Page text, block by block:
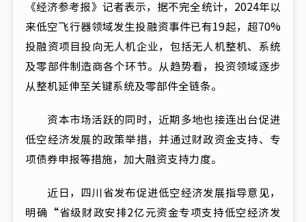
《经济参考报》记者表示，据不完全统计，2024年以
来低空飞行器领域发生投融资事件已有19起，超70%
投融资项目投向无人机企业，包括无人机整机、系统
及零部件制造商各个环节。从趋势看，投资领域逐步
从整机延伸至关键系统及零部件全链条。
资本市场活跃的同时，近期多地也接连出台促进
低空经济发展的政策举措，并通过财政资金支持、专
项债券申报等措施，加大融资支持力度。
近日，四川省发布促进低空经济发展指导意见，
明确“省级财政安排2亿元资金专项支持低空经济发